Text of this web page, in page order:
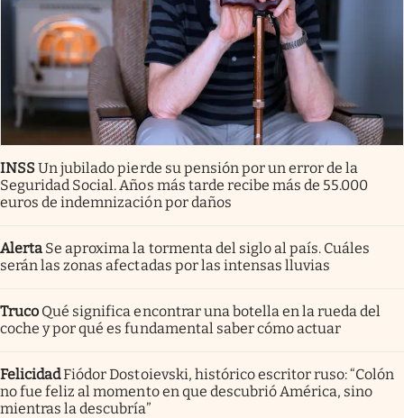
INSSUn jubilado pierde su pensión por un error de la
Seguridad Social. Años más tarde recibe más de 55.000
euros de indemnización por daños
Alerta Se aproxima la tormenta del siglo al país. Cuáles
serán las zonas afectadas por las intensas lluvias
Truco Qué significa encontrar una botella en la rueda del
coche y por qué es fundamental saber cómo actuar
FelicidadFiódor Dostoievski, histórico escritor ruso: “Colón
no fue feliz al momento en que descubrió América, sino
mientras la descubría”